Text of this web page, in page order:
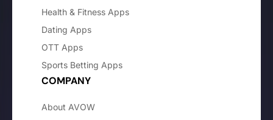
Health & Fitness Apps
Dating Apps
OTT Apps
Sports Betting Apps
COMPANY
About AVOW